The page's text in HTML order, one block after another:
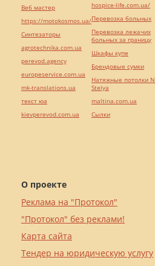
О проекте
Реклама на "Протокол"
"Протокол" без реклами!
Карта сайта
Тендер на юридическую услугу
Веб мастер
https://motokosmos.ua/
Синтезаторы
agrotechnika.com.ua
perevod.agency
europeservice.com.ua
mk-translations.ua
текст юа
kievperevod.com.ua
hospice-life.com.ua/
Перевозка больных
Перевозка лежачих
больных за границу
Шкафы купе
Брендовые сумки
Натяжные потолки
Stelya
maltina.com.ua
Cылки